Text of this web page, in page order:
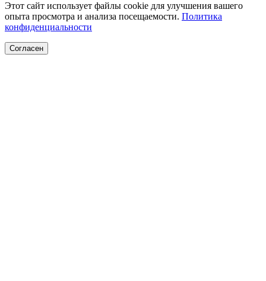
Этот сайт использует файлы cookie для улучшения вашего
опыта просмотра и анализа посещаемости. Политика
конфиденциальности
Согласен